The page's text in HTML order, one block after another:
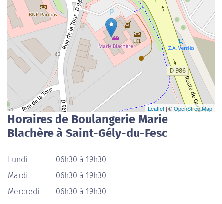
Leaflet | ©OpenStreetMap
Horaires de Boulangerie Marie
Blachère à Saint-Gély-du-Fesc
Lundi
06h30 à 19h30
Mardi
06h30 à 19h30
Mercredi
06h30 à 19h30